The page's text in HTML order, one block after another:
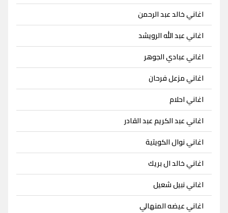
اغاني خالد عبد الرحمن
اغاني عبد الله الرويشد
اغاني عبادي الجوهر
اغاني مزعل فرحان
اغاني احلام
اغاني عبد الكريم عبد القادر
اغاني نوال الكويتية
اغاني خالد ال بريك
اغاني نبيل شعيل
اغاني عيضه المنهالي